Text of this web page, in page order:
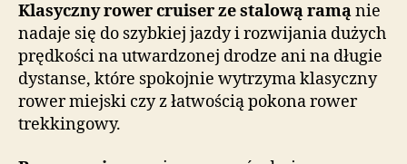
Klasyczny rower cruiser ze stalową ramąnie
nadaje się do szybkiej jazdy i rozwijania dużych
prędkości na utwardzonej drodze ani na długie
dystanse, które spokojnie wytrzyma klasyczny
rower miejski czy z łatwością pokona rower
trekkingowy.